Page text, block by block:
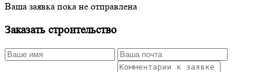
Ваша заявка пока не отправлена
Заказать строительство